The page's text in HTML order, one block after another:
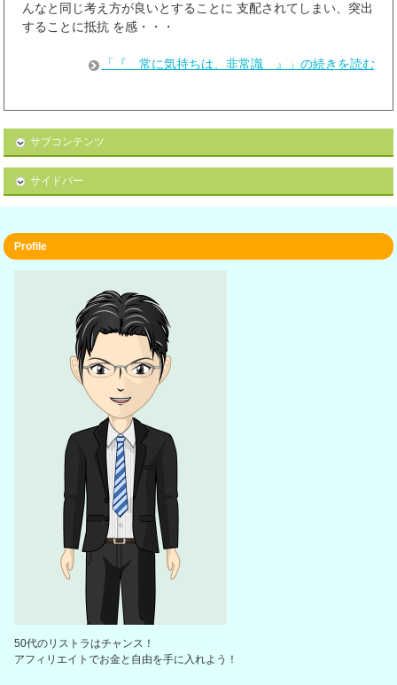
んなと同じ考え方が良いとすることに 支配されてしまい、突出
することに抵抗 を感・・・
「『 常に気持ちは、非常識 』」の続きを読む
サブコンテンツ
サイドバー
Profile
50代のリストラはチャンス！
アフィリエイトでお金と自由を手に入れよう！